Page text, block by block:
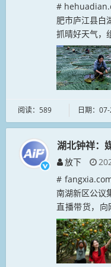
#
肥市庐江县白
抓晴好天气，
阅读：589 日期：
湖北钟祥：
放下
#
南湖新区公议
直播带货，
果农的400亩
门晚报积极...